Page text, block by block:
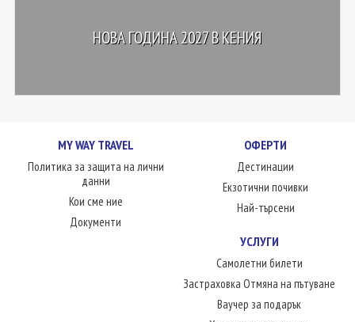
НОВА ГОДИНА 2027 В КЕНИЯ
MY WAY TRAVEL
Политика за защита на лични
данни
Кои сме ние
Документи
ОФЕРТИ
Дестинации
Екзотични почивки
Най-търсени
УСЛУГИ
Самолетни билети
Застраховка Отмяна на пътуване
Ваучер за подарък